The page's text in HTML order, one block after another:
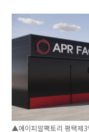
▲에이피알팩토리 평택제3